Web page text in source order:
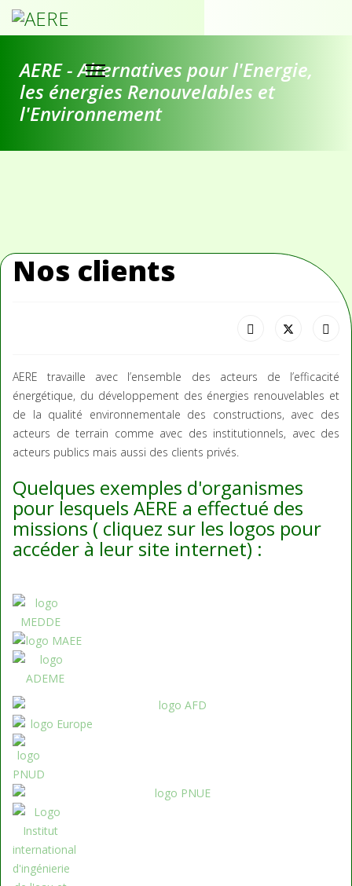
AERE - Alternatives pour l'Energie,
les énergies Renouvelables et
l'Environnement
Nos clients
AERE travaille avec l’ensemble des acteurs de l’efficacité
énergétique, du développement des énergies renouvelables et
de la qualité environnementale des constructions, avec des
acteurs de terrain comme avec des institutionnels, avec des
acteurs publics mais aussi des clients privés.
Quelques exemples d'organismes
pour lesquels AERE a effectué des
missions ( cliquez sur les logos pour
accéder à leur site internet) :